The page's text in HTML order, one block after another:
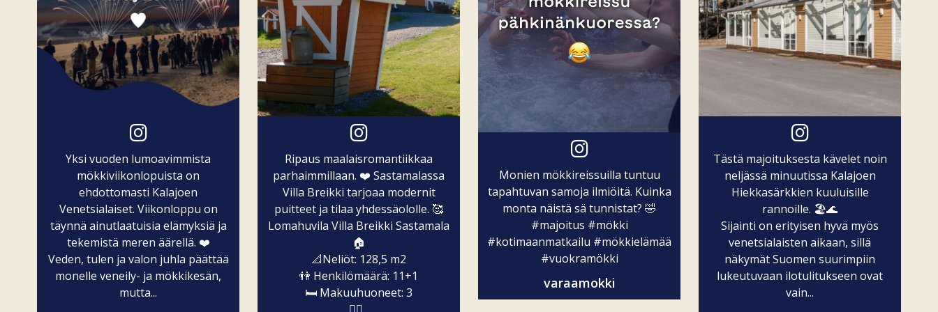
Yksi vuoden lumoavimmista
mökkiviikonlopuista on
ehdottomasti Kalajoen
Venetsialaiset. Viikonloppu on
täynnä ainutlaatuisia elämyksiä ja
tekemistä meren äärellä. ❤️
Veden, tulen ja valon juhla päättää
monelle veneily- ja mökkikesän,
mutta...
Ripaus maalaisromantiikkaa
parhaimmillaan. ❤️ Sastamalassa
Villa Breikki tarjoaa modernit
puitteet ja tilaa yhdessäololle. 🥰
Lomahuvila Villa Breikki Sastamala
🏠
📐Neliöt: 128,5 m2
👫 Henkilömäärä: 11+1
🛏️ Makuuhuoneet: 3
🧖‍♀️...
Monien mökkireissuilla tuntuu
tapahtuvan samoja ilmiöitä. Kuinka
monta näistä sä tunnistat? 🤣
#majoitus #mökki
#kotimaanmatkailu #mökkielämää
#vuokramökki
varaamokki
Tästä majoituksesta kävelet noin
neljässä minuutissa Kalajoen
Hiekkasärkkien kuuluisille
rannoille. 🏖️🌊
Sijainti on erityisen hyvä myös
venetsialaisten aikaan, sillä
näkymät Suomen suurimpiin
lukeutuvaan ilotulitukseen ovat
vain...